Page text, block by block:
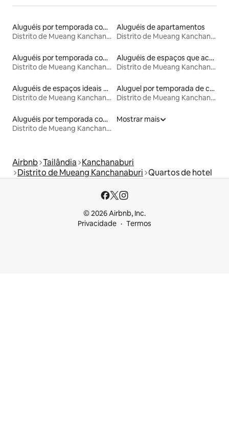
Aluguéis por temporada com acesso ao lago
Distrito de Mueang Kanchanaburi
Aluguéis de apartamentos
Distrito de Mueang Kanchanaburi
Aluguéis por temporada com banheira de hidromassagem
Distrito de Mueang Kanchanaburi
Aluguéis de espaços que aceitam animais de estimação
Distrito de Mueang Kanchanaburi
Aluguéis de espaços ideais para famílias
Distrito de Mueang Kanchanaburi
Aluguel por temporada de casas de hóspedes
Distrito de Mueang Kanchanaburi
Aluguéis por temporada com caiaque
Distrito de Mueang Kanchanaburi
Mostrar mais
Airbnb Tailândia Kanchanaburi
Distrito de Mueang Kanchanaburi Quartos de hotel
© 2026 Airbnb, Inc.
Privacidade
Termos